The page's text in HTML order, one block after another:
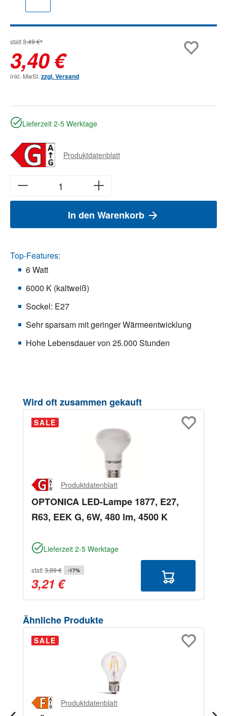
statt3,49 €*
3,40 €
inkl. MwSt. zzgl. Versand
Lieferzeit 2-5 Werktage
Produktdatenblatt
In den Warenkorb
Top-Features:
6 Watt
6000 K (kaltweiß)
Sockel: E27
Sehr sparsam mit geringer Wärmeentwicklung
Hohe Lebensdauer von 25.000 Stunden
Produktgalerie überspringen
Wird oft zusammen gekauft
SALE
Produktdatenblatt
OPTONICA LED-Lampe 1877, E27,
R63, EEK G, 6W, 480 lm, 4500 K
Lieferzeit 2-5 Werktage
statt 3,89 € -17%
3,21 €
Produktgalerie überspringen
Ähnliche Produkte
SALE
Produktdatenblatt